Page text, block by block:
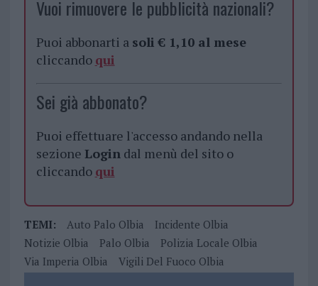
Vuoi rimuovere le pubblicità nazionali?
Puoi abbonarti a soli € 1,10 al mese
cliccando qui
Sei già abbonato?
Puoi effettuare l'accesso andando nella
sezione Logindal menù del sito o
cliccando qui
TEMI: Auto Palo Olbia
Incidente Olbia
Notizie Olbia
Palo Olbia
Polizia Locale Olbia
Via Imperia Olbia
Vigili Del Fuoco Olbia